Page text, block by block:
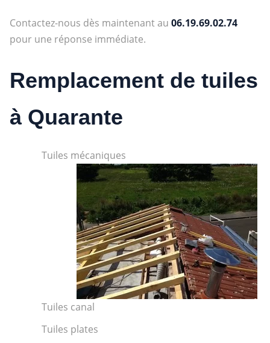
Contactez-nous dès maintenant au 06.19.69.02.74
pour une réponse immédiate.
Remplacement de tuiles
à Quarante
Tuiles mécaniques
Tuiles canal
Tuiles plates